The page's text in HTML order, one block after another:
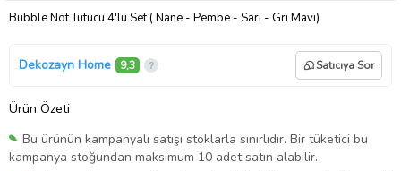
Bubble Not Tutucu 4'lü Set ( Nane - Pembe - Sarı - Gri Mavi)
Dekozayn Home 9,3 Satıcıya Sor
Ürün Özeti
Bu ürünün kampanyalı satışı stoklarla sınırlıdır. Bir tüketici bu
kampanya stoğundan maksimum 10 adet satın alabilir.